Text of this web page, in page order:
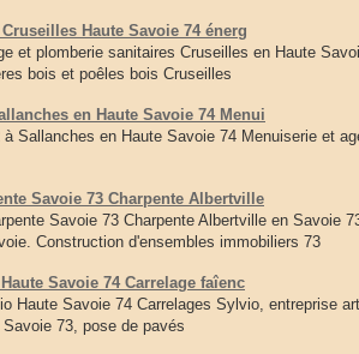
Haute Savoie 74 énerg
et plomberie sanitaires Cruseilles en Haute
bois et poêles bois Cruseilles
en Haute Savoie 74 Menui
à Sallanches en Haute Savoie 74 Menuiserie et
Savoie 73 Charpente Albertville
Savoie 73 Charpente Albertville en Savoie
Construction d'ensembles immobiliers 73
Savoie 74 Carrelage faîenc
Haute Savoie 74 Carrelages Sylvio, entreprise
73, pose de pavés